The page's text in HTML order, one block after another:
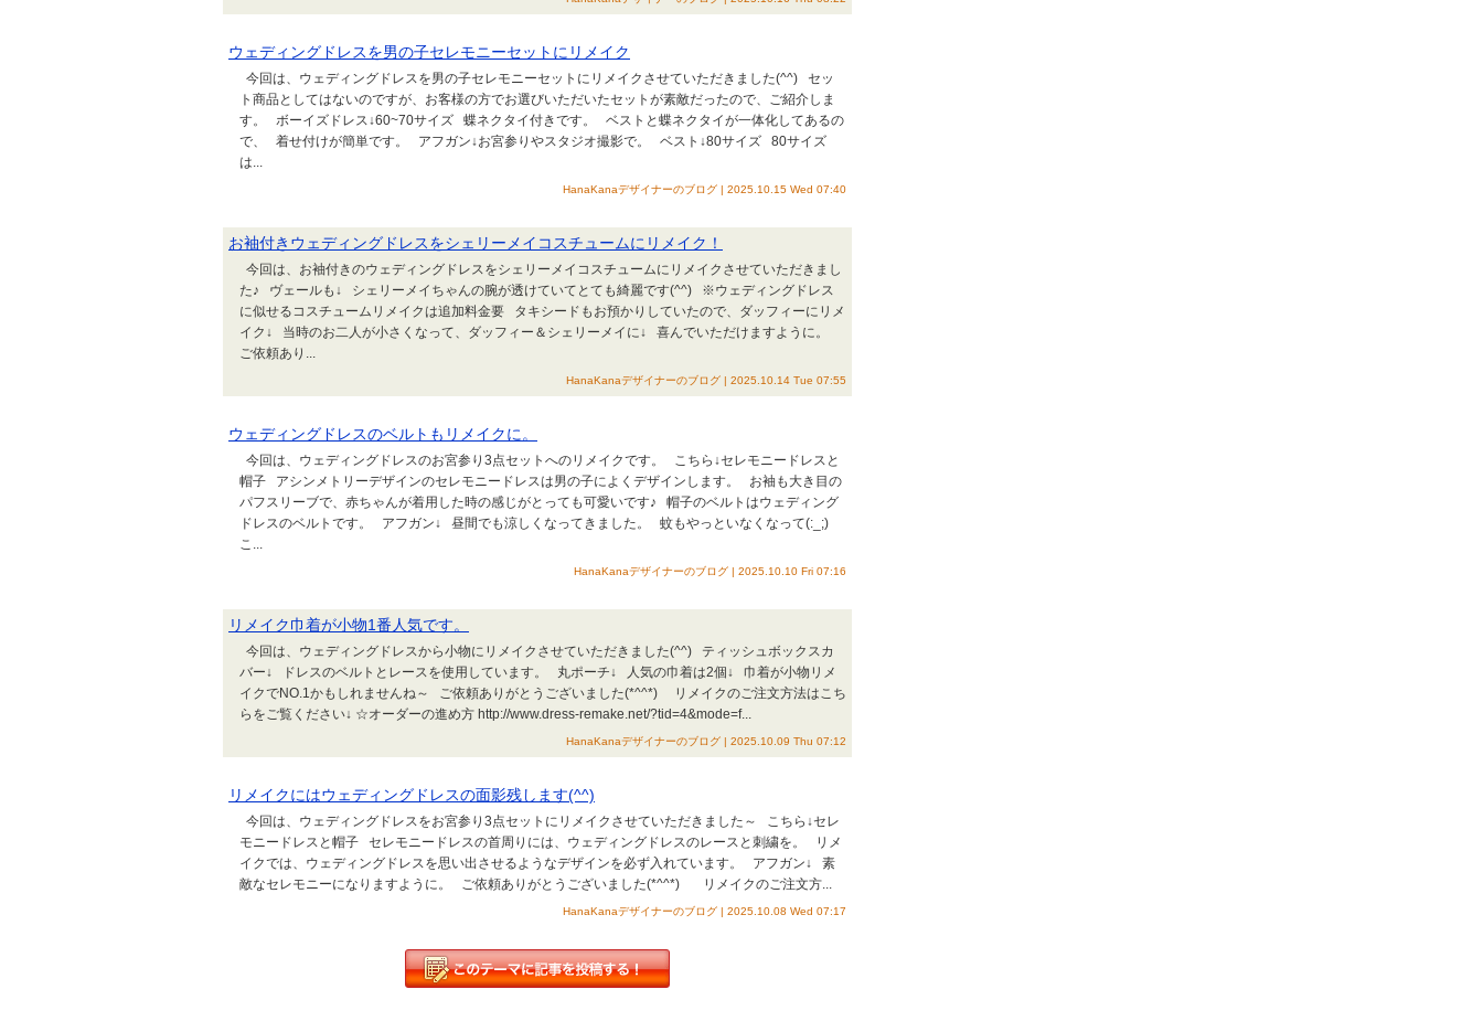
ウェディングドレスを男の子セレモニーセットにリメイク
今回は、ウェディングドレスを男の子セレモニーセットにリメイクさせていただきました(^^) セッ
ト商品としてはないのですが、お客様の方でお選びいただいたセットが素敵だったので、ご紹介しま
す。 ボーイズドレス↓60~70サイズ 蝶ネクタイ付きです。 ベストと蝶ネクタイが一体化してあるの
で、 着せ付けが簡単です。 アフガン↓お宮参りやスタジオ撮影で。 ベスト↓80サイズ 80サイズ
は...
HanaKanaデザイナーのブログ | 2025.10.15 Wed 07:40
お袖付きウェディングドレスをシェリーメイコスチュームにリメイク！
今回は、お袖付きのウェディングドレスをシェリーメイコスチュームにリメイクさせていただきまし
た♪ ヴェールも↓ シェリーメイちゃんの腕が透けていてとても綺麗です(^^) ※ウェディングドレス
に似せるコスチュームリメイクは追加料金要 タキシードもお預かりしていたので、ダッフィーにリメ
イク↓ 当時のお二人が小さくなって、ダッフィー＆シェリーメイに↓ 喜んでいただけますように。
ご依頼あり...
HanaKanaデザイナーのブログ | 2025.10.14 Tue 07:55
ウェディングドレスのベルトもリメイクに。
今回は、ウェディングドレスのお宮参り3点セットへのリメイクです。 こちら↓セレモニードレスと
帽子 アシンメトリーデザインのセレモニードレスは男の子によくデザインします。 お袖も大き目の
パフスリーブで、赤ちゃんが着用した時の感じがとっても可愛いです♪ 帽子のベルトはウェディング
ドレスのベルトです。 アフガン↓ 昼間でも涼しくなってきました。 蚊もやっといなくなって(:_;)
こ...
HanaKanaデザイナーのブログ | 2025.10.10 Fri 07:16
リメイク巾着が小物1番人気です。
今回は、ウェディングドレスから小物にリメイクさせていただきました(^^) ティッシュボックスカ
バー↓ ドレスのベルトとレースを使用しています。 丸ポーチ↓ 人気の巾着は2個↓ 巾着が小物リメ
イクでNO.1かもしれませんね～ ご依頼ありがとうございました(*^^*) リメイクのご注文方法はこち
らをご覧ください↓ ☆オーダーの進め方 http://www.dress-remake.net/?tid=4&mode=f...
HanaKanaデザイナーのブログ | 2025.10.09 Thu 07:12
リメイクにはウェディングドレスの面影残します(^^)
今回は、ウェディングドレスをお宮参り3点セットにリメイクさせていただきました～ こちら↓セレ
モニードレスと帽子 セレモニードレスの首周りには、ウェディングドレスのレースと刺繍を。 リメ
イクでは、ウェディングドレスを思い出させるようなデザインを必ず入れています。 アフガン↓ 素
敵なセレモニーになりますように。 ご依頼ありがとうございました(*^^*) リメイクのご注文方...
HanaKanaデザイナーのブログ | 2025.10.08 Wed 07:17